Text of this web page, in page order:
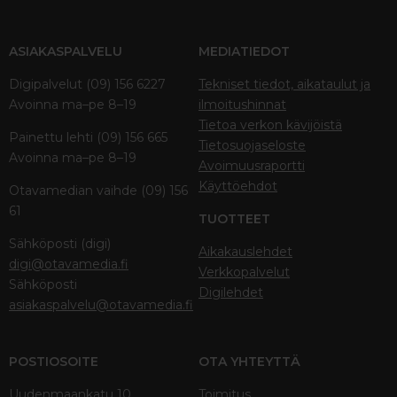
ASIAKASPALVELU
Digipalvelut (09) 156 6227
Avoinna ma–pe 8–19
Painettu lehti (09) 156 665
Avoinna ma–pe 8–19
Otavamedian vaihde (09) 156
61
Sähköposti (digi)
digi@otavamedia.fi
Sähköposti
asiakaspalvelu@otavamedia.fi
MEDIATIEDOT
Tekniset tiedot, aikataulut ja
ilmoitushinnat
Tietoa verkon kävijöistä
Tietosuojaseloste
Avoimuusraportti
Käyttöehdot
TUOTTEET
Aikakauslehdet
Verkkopalvelut
Digilehdet
POSTIOSOITE OTA YHTEYTTÄ